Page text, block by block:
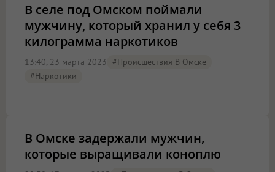
В селе под Омском поймали
мужчину, который хранил у себя 3
килограмма наркотиков
13:40, 23 марта 2023 #Происшествия В Омске
#наркотики
В Омске задержали мужчин,
которые выращивали коноплю